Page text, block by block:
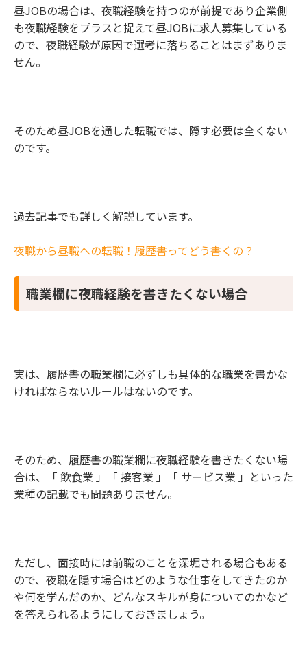
昼JOBの場合は、夜職経験を持つのが前提であり企業側
も夜職経験をプラスと捉えて昼JOBに求人募集している
ので、夜職経験が原因で選考に落ちることはまずありま
せん。
そのため昼JOBを通した転職では、隠す必要は全くない
のです。
過去記事でも詳しく解説しています。
夜職から昼職への転職！履歴書ってどう書くの？
職業欄に夜職経験を書きたくない場合
実は、履歴書の職業欄に必ずしも具体的な職業を書かな
ければならないルールはないのです。
そのため、履歴書の職業欄に夜職経験を書きたくない場
合は、「 飲食業 」「 接客業 」「 サービス業 」といった
業種の記載でも問題ありません。
ただし、面接時には前職のことを深堀される場合もある
ので、夜職を隠す場合はどのような仕事をしてきたのか
や何を学んだのか、どんなスキルが身についてのかなど
を答えられるようにしておきましょう。